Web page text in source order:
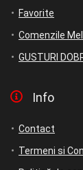
Favorite
Comenzile
GUSTURI
Info
Contact
Termeni si